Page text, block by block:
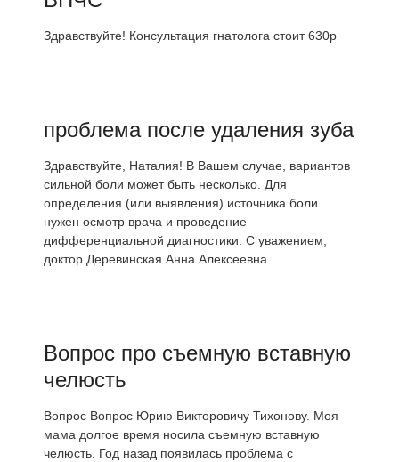
Здравствуйте! Консультация гнатолога стоит 630р
проблема после удаления зуба
Здравствуйте, Наталия! В Вашем случае, вариантов
сильной боли может быть несколько. Для
определения (или выявления) источника боли
нужен осмотр врача и проведение
дифференциальной диагностики. С уважением,
доктор Деревинская Анна Алексеевна
Вопрос про съемную вставную
челюсть
Вопрос Вопрос Юрию Викторовичу Тихонову. Моя
мама долгое время носила съемную вставную
челюсть. Год назад появилась проблема с